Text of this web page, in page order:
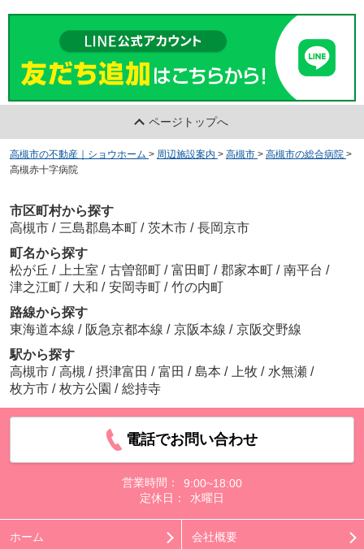
ページトップへ
高槻市の不動産｜ショウホーム > 周辺施設案内 > 高槻市 > 高槻市の総合病院 >
高槻赤十字病院
市区町村から探す
高槻市 / 三島郡島本町 / 茨木市 / 長岡京市
町名から探す
松が丘 / 上土室 / 古曽部町 / 富田町 / 郡家本町 / 南平台 /
津之江町 / 大和 / 安岡寺町 / 竹の内町
路線から探す
東海道本線 / 阪急京都本線 / 京阪本線 / 京阪交野線
駅から探す
高槻市 / 高槻 / 摂津富田 / 富田 / 島本 / 上牧 / 水無瀬 /
枚方市 / 枚方公園 / 総持寺
電話でお問い合わせ
営業時間：
9:00~18:00
定休日：
水曜日
ホーム 会社概要